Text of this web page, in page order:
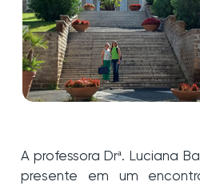
A professora Drª. Luciana
presente em um